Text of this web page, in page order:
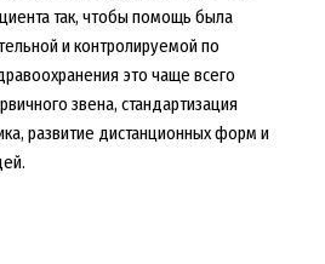
так, чтобы помощь была
и контролируемой по
это чаще всего
звена, стандартизация
развитие дистанционных форм и